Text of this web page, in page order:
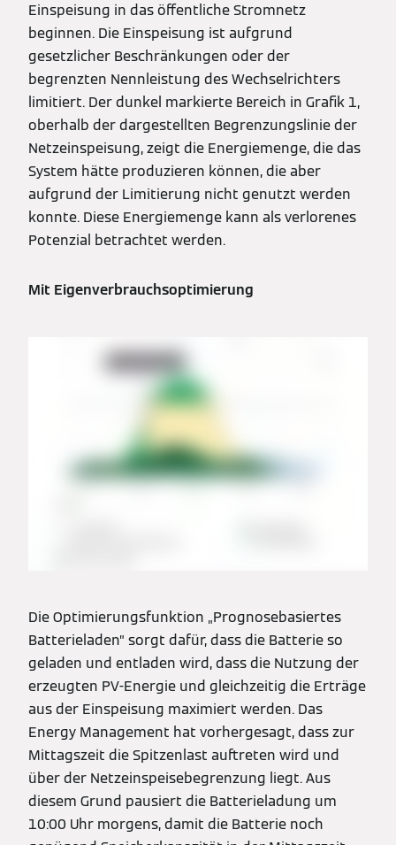
Einspeisung in das öffentliche Stromnetz
beginnen. Die Einspeisung ist aufgrund
gesetzlicher Beschränkungen oder der
begrenzten Nennleistung des Wechselrichters
limitiert. Der dunkel markierte Bereich in Grafik 1,
oberhalb der dargestellten Begrenzungslinie der
Netzeinspeisung, zeigt die Energiemenge, die das
System hätte produzieren können, die aber
aufgrund der Limitierung nicht genutzt werden
konnte. Diese Energiemenge kann als verlorenes
Potenzial betrachtet werden.
Mit Eigenverbrauchsoptimierung
Die Optimierungsfunktion „Prognosebasiertes
Batterieladen” sorgt dafür, dass die Batterie so
geladen und entladen wird, dass die Nutzung der
erzeugten PV-Energie und gleichzeitig die Erträge
aus der Einspeisung maximiert werden. Das
Energy Management hat vorhergesagt, dass zur
Mittagszeit die Spitzenlast auftreten wird und
über der Netzeinspeisebegrenzung liegt. Aus
diesem Grund pausiert die Batterieladung um
10:00 Uhr morgens, damit die Batterie noch